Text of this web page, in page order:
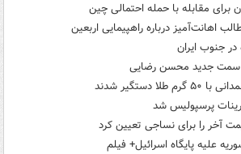
برای مقابله با حمله احتمالی چین
اهانت‌آمیز درباره راهپیمایی اربعین
جنوب ایران
سمت جدید محسن رضایی
پرسپولیس شد
آخر را برای نساجی تعیین کرد
علیه پایگاه اسرائیل+ فیلم